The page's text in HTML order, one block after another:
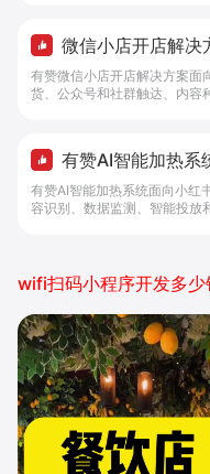
微信小店开店解决
经营 - 做生意, 找
有赞微信小店开店解决方案面
货、公众号和社群触达、内容
有赞AI智能加热系
提效解决方案 - 做
有赞AI智能加热系统面向小红
容识别、数据监测、智能投放
wifi扫码小程序开发多少